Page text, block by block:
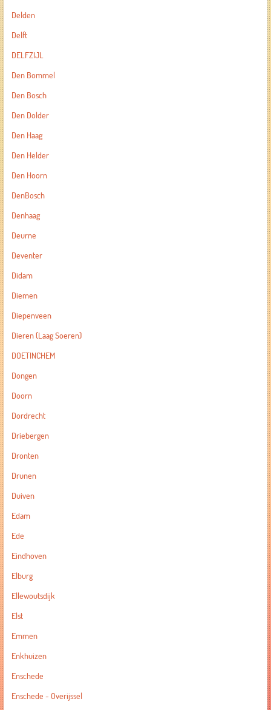
Delden
Delft
DELFZIJL
Den Bommel
Den Bosch
Den Dolder
Den Haag
Den Helder
Den Hoorn
DenBosch
Denhaag
Deurne
Deventer
Didam
Diemen
Diepenveen
Dieren (Laag Soeren)
DOETINCHEM
Dongen
Doorn
Dordrecht
Driebergen
Dronten
Drunen
Duiven
Edam
Ede
Eindhoven
Elburg
Ellewoutsdijk
Elst
Emmen
Enkhuizen
Enschede
Enschede - Overijssel